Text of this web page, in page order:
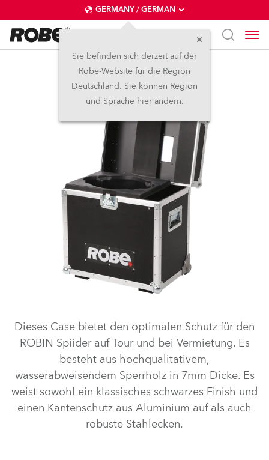
GERMANY / GERMAN
Sie befinden sich derzeit auf der
Robe-Website für die Region
Deutschland. Sie können Region
und Sprache hier ändern.
Einfach Case Spiider®
Dieses Case bietet den optimalen Schutz für den
ROBIN Spiider auf Tour und bei Vermietung. Es
besteht aus hochqualitativem,
wasserabweisendem Sperrholz in 7mm Dicke. Es
weist sowohl ein klassisches schwarzes Finish und
einen Kantenschutz aus Aluminium auf als auch
robuste Stahlecken.